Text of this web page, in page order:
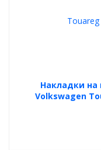
Накладки на
Volkswagen